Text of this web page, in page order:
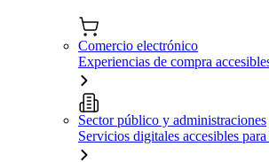
Comercio electrónico
Experiencias de compra
Sector público y administraciones
Servicios digitales accesibles